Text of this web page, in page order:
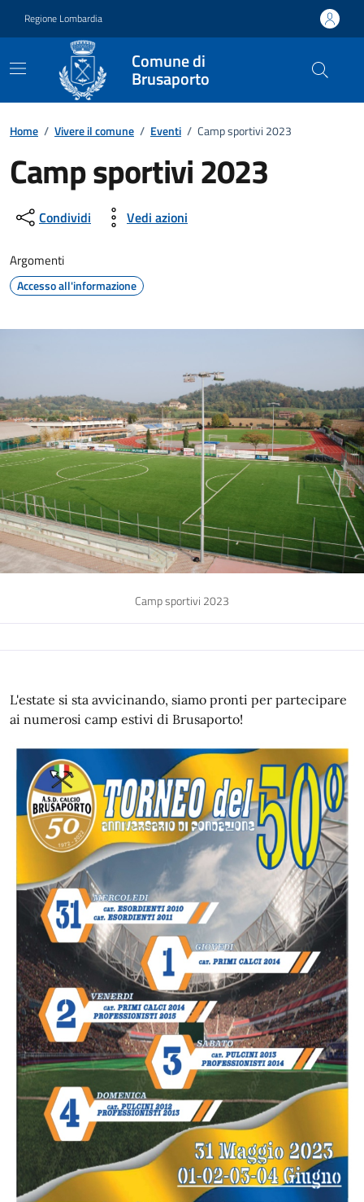
Regione Lombardia
Comune di
Brusaporto
Home / Vivere il comune / Eventi / Camp sportivi 2023
Camp sportivi 2023
Dettagli della notizia
Condividi Vedi azioni
Argomenti
Accesso all'informazione
Camp sportivi 2023
L'estate si sta avvicinando, siamo pronti per partecipare
ai numerosi camp estivi di Brusaporto!